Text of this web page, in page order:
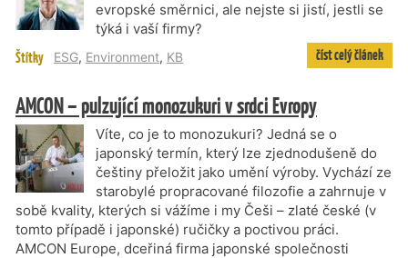
evropské směrnici, ale nejste si jistí, jestli se
týká i vaší firmy?
Štítky ESG, Environment, KB číst celý článek
AMCON – pulzující monozukuri v srdci Evropy
Víte, co je to monozukuri? Jedná se o
japonský termín, který lze zjednodušeně do
češtiny přeložit jako umění výroby. Vychází ze
starobylé propracované filozofie a zahrnuje v
sobě kvality, kterých si vážíme i my Češi – zlaté české (v
tomto případě i japonské) ručičky a poctivou práci.
AMCON Europe, dceřiná firma japonské společnosti